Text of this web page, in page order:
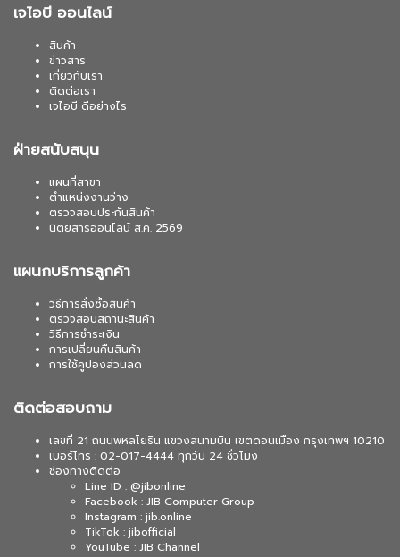
เจไอบี ออนไลน์
สินค้า
ข่าวสาร
เกี่ยวกับเรา
ติดต่อเรา
เจไอบี ดีอย่างไร
ฝ่ายสนับสนุน
แผนที่สาขา
ตำแหน่งงานว่าง
ตรวจสอบประกันสินค้า
นิตยสารออนไลน์ ส.ค. 2569
แผนกบริการลูกค้า
วิธีการสั่งซื้อสินค้า
ตรวจสอบสถานะสินค้า
วิธีการชำระเงิน
การเปลี่ยนคืนสินค้า
การใช้คูปองส่วนลด
ติดต่อสอบถาม
เลขที่ 21 ถนนพหลโยธิน แขวงสนามบิน เขตดอนเมือง กรุงเทพฯ 10210
เบอร์โทร : 02-017-4444 ทุกวัน 24 ชั่วโมง
ช่องทางติดต่อ
Line ID : @jibonline
Facebook : JIB Computer Group
Instagram : jib.online
TikTok : jibofficial
YouTube : JIB Channel